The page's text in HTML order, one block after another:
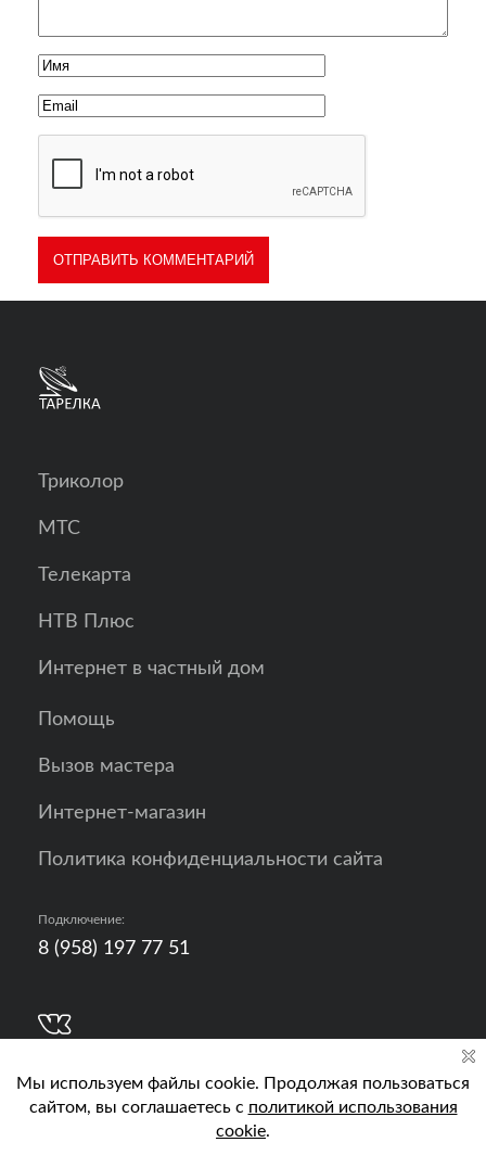
Триколор
МТС
Телекарта
НТВ Плюс
Интернет в частный дом
Помощь
Вызов мастера
Интернет-магазин
Политика конфиденциальности сайта
Подключение:
8 (958) 197 77 51
Кислород